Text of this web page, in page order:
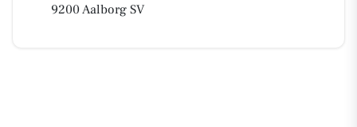
9200 Aalborg SV